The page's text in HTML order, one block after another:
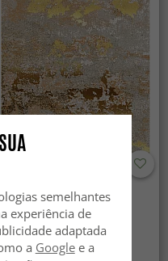
Wilton - Elena
dourado)
€ 59.99 €
semelhantes
experiência de
adaptada
a Googlee a